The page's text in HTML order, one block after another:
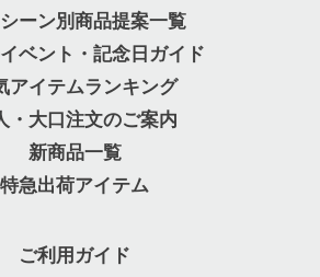
ーン別商品提案一覧
ベント・記念日ガイド
アイテムランキング
・大口注文のご案内
新商品一覧
特急出荷アイテム
ご利用ガイド